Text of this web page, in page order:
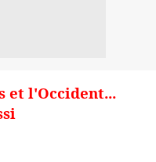
et l'Occident...